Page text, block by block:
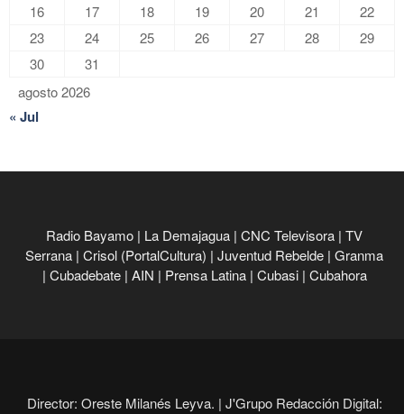
agosto 2026
16
17 18 19 20 21
22
23
24 25 26 27 28
29
30
31
« Jul
Radio Bayamo | La Demajagua | CNC Televisora | TV
Serrana | Crisol (PortalCultura) | Juventud Rebelde | Granma
| Cubadebate | AIN | Prensa Latina | Cubasi | Cubahora
Director: Oreste Milanés Leyva. | J'Grupo Redacción Digital: